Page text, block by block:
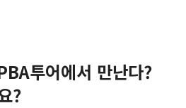
투어에서 만난다?
?